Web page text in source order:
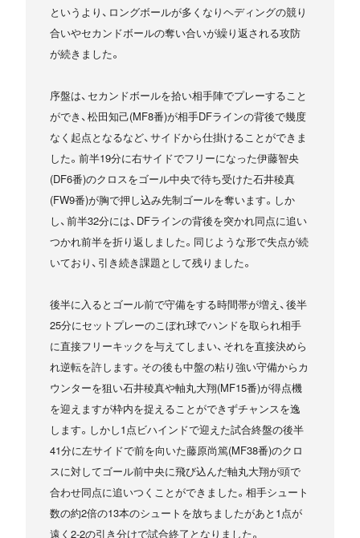
というより、ロングボールが多くなりヘディングの競り
合いやセカンドボールの奪い合いが繰り返される攻防
が続きました。
序盤は、セカンドボールを拾い相手陣でプレーすること
ができ、松田知己(MF8番)が相手DFラインの背後で幾度
なく起点となるなど、サイドから仕掛けることができま
した。前半19分に右サイドでフリーになった伊藤智央
(DF6番)のクロスをゴール中央で待ち受けた石井稜真
(FW9番)が胸で押し込み先制ゴールを奪います。しか
し、前半32分には、DFラインの背後を突かれ同点に追い
つかれ前半を折り返しました。同じような形で失点が続
いており、引き続き課題として残りました。
後半に入るとゴール前で守備をする時間帯が増え、後半
25分にセットプレーのこぼれ球でハンドを取られ相手
に直接フリーキックを与えてしまい、それを直接決めら
れ逆転を許します。その後も中盤の粘り強い守備からカ
ウンターを狙い石井稜真や軸丸大翔(MF15番)が得点機
を迎えますが枠内を捉えることができずチャンスを逸
します。しかし1点ビハインドで迎えた試合終盤の後半
41分に左サイドで前を向いた藤原尚篤(MF38番)のクロ
スに対してゴール前中央に飛び込んだ軸丸大翔が頭で
合わせ同点に追いつくことができました。相手シュート
数の約2倍の13本のシュートを放ちましたがあと1点が
遠く2-2の引き分けで試合終了となりました。